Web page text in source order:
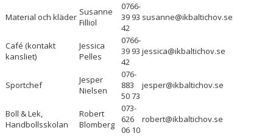
Material och kläder Susanne
Filliol
0766-
39 93
42
susanne@ikbaltichov.se
Café (kontakt
kansliet)
Jessica
Pelles
0766-
39 93
42
jessica@ikbaltichov.se
Sportchef
Jesper
Nielsen
076-
883
50 73
jesper@ikbaltichov.se
Boll & Lek,
Handbollsskolan
Robert
Blomberg
073-
626
06 10
robert@ikbaltichov.se